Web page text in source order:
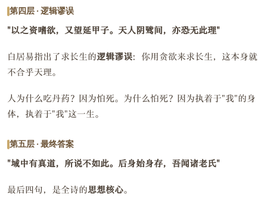
第四层 · 逻辑谬误
"以之资嗜欲，又望延甲子。天人阴骘间，亦恐无此理"
白居易指出了求长生的逻辑谬误：你用贪欲来求长生，这本身就
不合乎天理。
人为什么吃丹药？因为怕死。为什么怕死？因为执着于"我"的身
体，执着于"我"这一生。
第五层 · 最终答案
"域中有真道，所说不如此。后身始身存，吾闻诸老氏"
最后四句，是全诗的思想核心。